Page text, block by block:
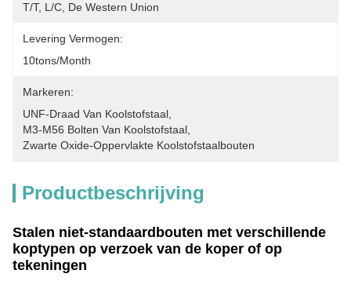
T/T, L/C, De Western Union
Levering Vermogen:
10tons/month
Markeren:
UNF-Draad Van Koolstofstaal
M3-M56 Bolten Van Koolstofstaal
Zwarte Oxide-Oppervlakte Koolstofstaalbouten
Productbeschrijving
Stalen niet-standaardbouten met verschillende
koptypen op verzoek van de koper of op
tekeningen